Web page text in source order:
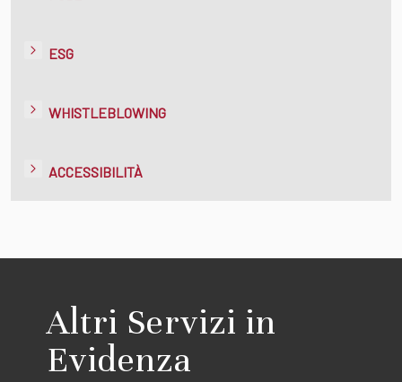
ESG
WHISTLEBLOWING
ACCESSIBILITÀ
Altri Servizi in
Evidenza